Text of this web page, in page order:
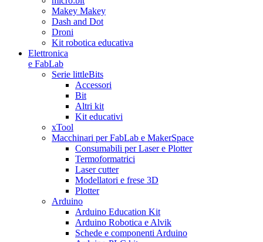
Makey Makey
Dash and Dot
Droni
Kit robotica educativa
Elettronica
e FabLab
Serie littleBits
Accessori
Bit
Altri kit
Kit educativi
xTool
Macchinari per FabLab e MakerSpace
Consumabili per Laser e Plotter
Termoformatrici
Laser cutter
Modellatori e frese 3D
Plotter
Arduino
Arduino Education Kit
Arduino Robotica e Alvik
Schede e componenti Arduino